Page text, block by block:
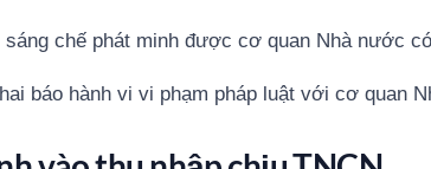
chế phát minh được cơ quan Nhà nước
báo hành vi vi phạm pháp luật với cơ quan